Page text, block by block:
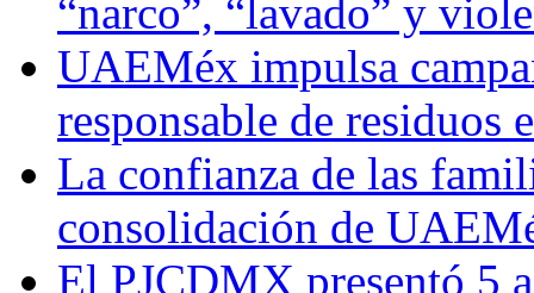
“narco”, “lavado” y
UAEMéx impulsa
responsable de residuos
La confianza de las
consolidación de
El PJCDMX presentó 5